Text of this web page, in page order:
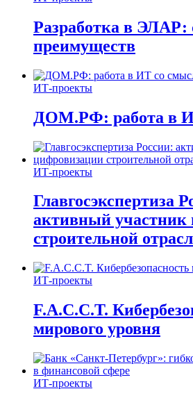
Разработка в ЭЛАР:
преимуществ
ИТ-проекты
ДОМ.РФ: работа в
ИТ-проекты
Главгосэкспертиза
активный участник
строительной
ИТ-проекты
F.A.C.C.T.
мирового уровня
ИТ-проекты